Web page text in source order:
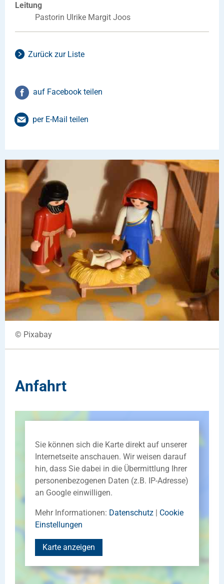
Leitung
Pastorin Ulrike Margit Joos
Zurück zur Liste
auf Facebook teilen
per E-Mail teilen
© Pixabay
Anfahrt
Sie können sich die Karte direkt auf unserer
Internetseite anschauen. Wir weisen darauf
hin, dass Sie dabei in die Übermittlung Ihrer
personenbezogenen Daten (z.B. IP-Adresse)
an Google einwilligen.
Mehr Informationen: Datenschutz | Cookie
Einstellungen
Karte anzeigen